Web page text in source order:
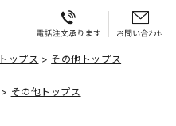
トップス
その他トップス
その他トップス